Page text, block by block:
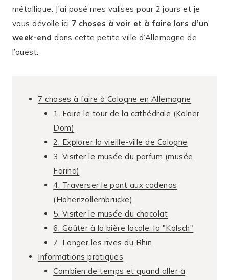
métallique. J’ai posé mes valises pour 2 jours et je
vous dévoile ici 7 choses à voir et à faire lors d’un
week-end dans cette petite ville d’Allemagne de
l’ouest.
7 choses à faire à Cologne en Allemagne
1. Faire le tour de la cathédrale (Kölner
Dom)
2. Explorer la vieille-ville de Cologne
3. Visiter le musée du parfum (musée
Farina)
4. Traverser le pont aux cadenas
(Hohenzollernbrücke)
5. Visiter le musée du chocolat
6. Goûter à la bière locale, la "Kolsch"
7. Longer les rives du Rhin
Informations pratiques
Combien de temps et quand aller à